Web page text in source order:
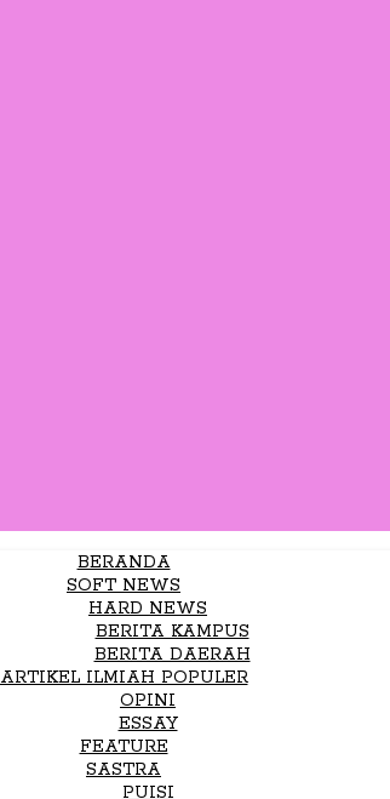
BERANDA
SOFT NEWS
HARD NEWS
BERITA KAMPUS
BERITA DAERAH
ARTIKEL ILMIAH POPULER
OPINI
ESSAY
FEATURE
SASTRA
PUISI